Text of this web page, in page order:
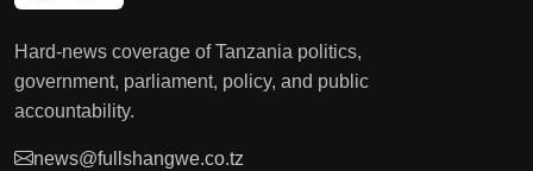
Hard-news coverage of Tanzania politics,
government, parliament, policy, and public
accountability.
news@fullshangwe.co.tz